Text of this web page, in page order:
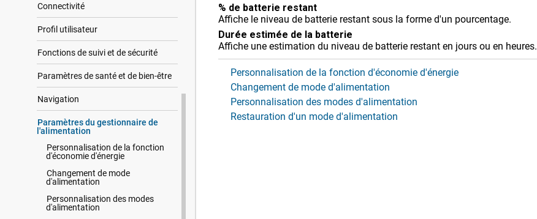
Connectivité
Profil utilisateur
Fonctions de suivi et de sécurité
Paramètres de santé et de bien-être
Navigation
Paramètres du gestionnaire de
l'alimentation
Personnalisation de la fonction
d'économie d'énergie
Changement de mode
d'alimentation
Personnalisation des modes
d'alimentation
% de batterie restant
Affiche le niveau de batterie restant sous la forme d'un pourcentage.
Durée estimée de la batterie
Affiche une estimation du niveau de batterie restant en jours ou en heures.
Personnalisation de la fonction d'économie d'énergie
Changement de mode d'alimentation
Personnalisation des modes d'alimentation
Restauration d'un mode d'alimentation